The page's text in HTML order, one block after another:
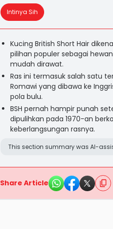
Intinya Sih
Kucing British Short Hair
pilihan populer sebagai
mudah dirawat.
Ras ini termasuk salah satu
Romawi yang dibawa ke
pola bulu.
BSH pernah hampir punah
dipulihkan pada 1970-an
keberlangsungan rasnya.
This section summary was AI-
Share Article